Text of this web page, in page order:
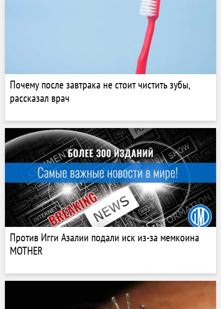
Почему после завтрака не стоит чистить зубы,
рассказал врач
Против Игги Азалии подали иск из-за мемкоина
MOTHER